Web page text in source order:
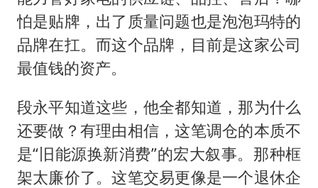
怕是贴牌，出了质量问题也是泡泡玛特的
品牌在扛。而这个品牌，目前是这家公司
最值钱的资产。
段永平知道这些，他全都知道，那为什么
还要做？有理由相信，这笔调仓的本质不
是“旧能源换新消费”的宏大叙事。那种框
架太廉价了。这笔交易更像是一个退休企